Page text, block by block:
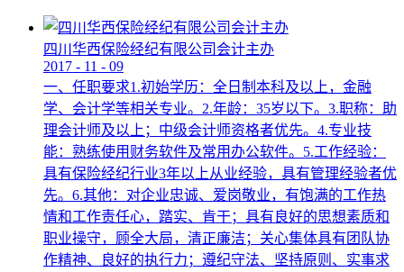
四川华西保险经纪有限公司会计主办
2017 - 11 - 09
一、任职要求1.初始学历：全日制本科及以上，金融
学、会计学等相关专业。2.年龄：35岁以下。3.职称：助
理会计师及以上；中级会计师资格者优先。4.专业技
能：熟练使用财务软件及常用办公软件。5.工作经验：
具有保险经纪行业3年以上从业经验，具有管理经验者优
先。6.其他：对企业忠诚、爱岗敬业，有饱满的工作热
情和工作责任心，踏实、肯干；具有良好的思想素质和
职业操守，顾全大局，清正廉洁；关心集体具有团队协
作精神、良好的执行力；遵纪守法、坚持原则、实事求